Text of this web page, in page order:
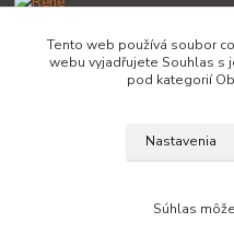
+421 902
od 8:00 - do 16:00 hod
info@lacnekotliky.sk
Copyright © 2014-2030
Tento web používá soubor
webu vyjadřujete Souhlas s
pod kategorií
Nastavenia
Súhlas